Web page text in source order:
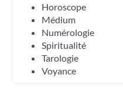
Horoscope
Médium
Numérologie
Spiritualité
Tarologie
Voyance